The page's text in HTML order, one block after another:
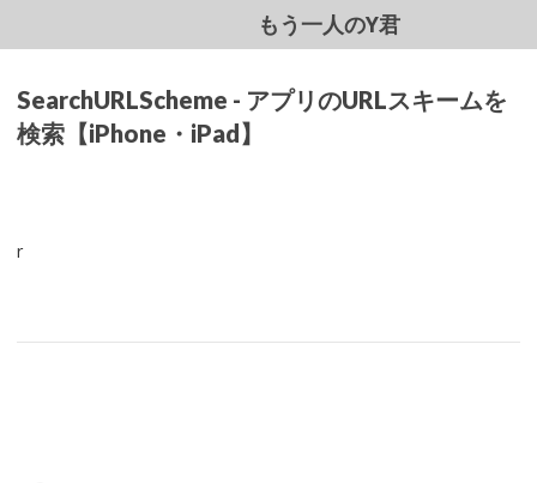
もう一人のY君
SearchURLScheme - アプリのURLスキームを
検索【iPhone・iPad】
r